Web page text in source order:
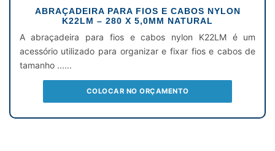
ABRAÇADEIRA PARA FIOS E CABOS NYLON
K22LM – 280 X 5,0MM NATURAL
A abraçadeira para fios e cabos nylon K22LM é um
acessório utilizado para organizar e fixar fios e cabos de
tamanho ......
COLOCAR NO ORÇAMENTO